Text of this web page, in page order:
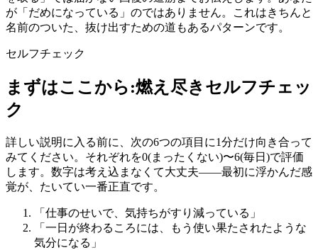
が「だめになっている」のではありません。これはきちんと
名前のついた、抜け出すための道もあるパターンです。
セルフチェック
まずはここから:燃え尽きセルフチェッ
ク
詳しい説明に入る前に、次の6つの項目に1分だけ向き合って
みてください。それぞれを0(まったくない)〜6(毎日)で評価
します。数字は考え込まなくて大丈夫——最初に浮かんだ感
覚が、たいてい一番正直です。
「仕事のせいで、気持ちがすり減っている」
「一日が終わるころには、もう使い果たされたような
気分になる」